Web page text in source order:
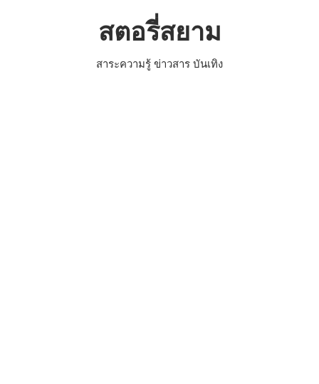
สตอรี่สยาม
สาระความรู้ ข่าวสาร บันเทิง